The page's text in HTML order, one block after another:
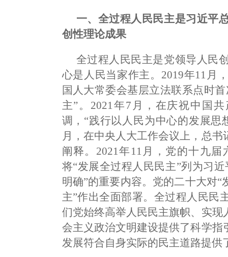
一、全过程人民民主是习近平
创性理论成果
全过程人民民主是党领导人民
心是人民当家作主。2019年11月
国 人大常委会基层立法联系点时
主”。2021年7月，在庆祝中国
调，“践行以人民为中心的发展思
月，在中央人大工作会议上，总
阐释。2021年11月，党的十九
将“发展全过程人民民主”列为习
明确”的重要内容。党的二十大对
主”作出全面部署。全过程人民民
们党始终高举人民民主旗帜、实
会主义政治文明建设提供了科学
发展符合自身实际的民主道路提供